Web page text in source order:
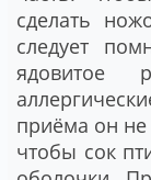
сделать
следует
ядовитое
приёма он не
чтобы сок